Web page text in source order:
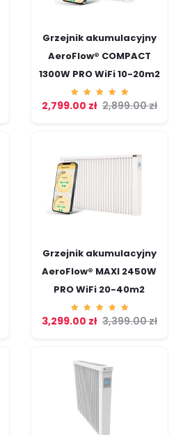
Grzejnik akumulacyjny
AeroFlow® COMPACT
1300W PRO WiFi 10-20m2
Ocenion
o2,899.00zł
2,799.00 zł
Grzejnik akumulacyjny
AeroFlow® MAXI 2450W
PRO WiFi 20-40m2
Ocenion
o3,399.00zł
3,299.00 zł